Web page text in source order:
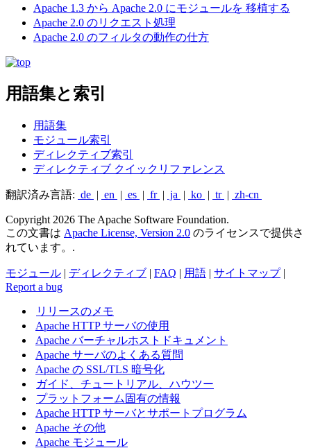
Apache 1.3 から Apache 2.0 にモジュールを 移植する
Apache 2.0 のリクエスト処理
Apache 2.0 のフィルタの動作の仕方
用語集と索引
用語集
モジュール索引
ディレクティブ索引
ディレクティブ クイックリファレンス
翻訳済み言語: de | en | es | fr | ja | ko | tr | zh-cn
Copyright 2026 The Apache Software Foundation.
この文書は Apache License, Version 2.0 のライセンスで提供さ
れています。.
モジュール | ディレクティブ | FAQ | 用語 | サイトマップ|
Report a bug
リリースのメモ
Apache HTTP サーバの使用
Apache バーチャルホストドキュメント
Apache サーバのよくある質問
Apache の SSL/TLS 暗号化
ガイド、チュートリアル、ハウツー
プラットフォーム固有の情報
Apache HTTP サーバとサポートプログラム
Apache その他
Apache モジュール